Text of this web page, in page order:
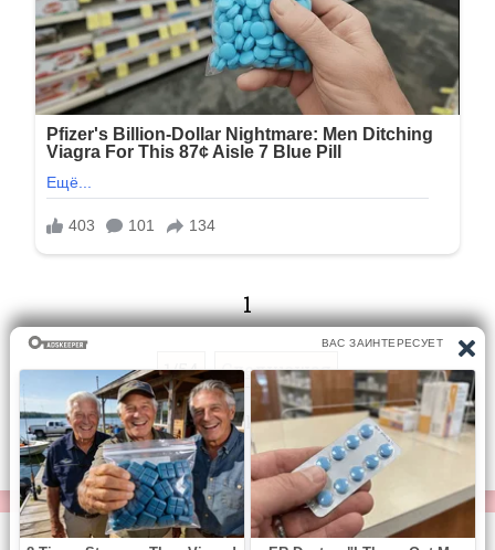
1
1/54 Следующая
Перейти на страницу: